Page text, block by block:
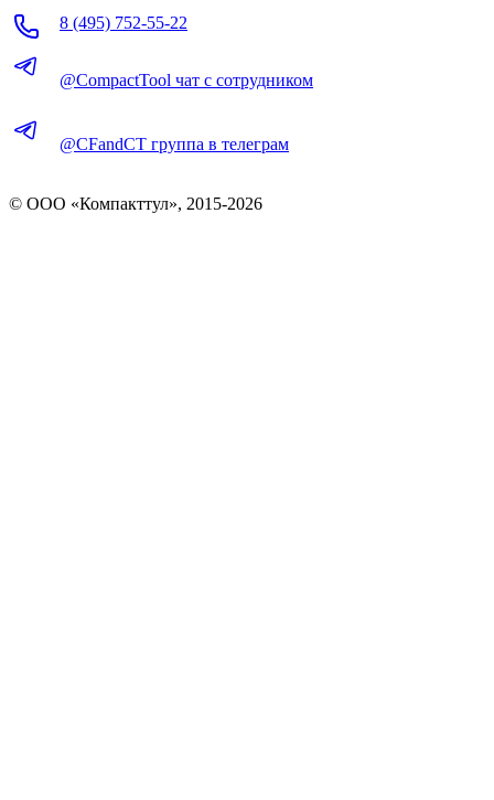
8 (495) 752-55-22
@CompactTool чат с сотрудником
@CFandCT группа в телеграм
© OOO «Компакттул», 2015-2026